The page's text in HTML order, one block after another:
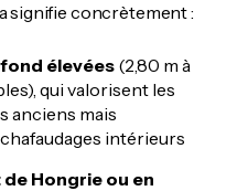
signifie concrètement :
élevées (2,80 m à
qui valorisent les
anciens mais
intérieurs
Hongrie ou en